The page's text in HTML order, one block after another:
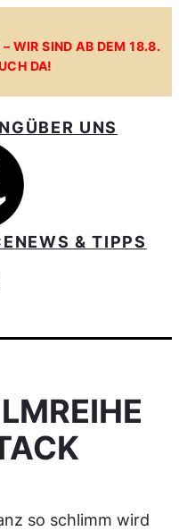
WIR SIND AB DEM 18.8.
DA!
ÜBER UNS
NEWS & TIPPS
so schlimm wird